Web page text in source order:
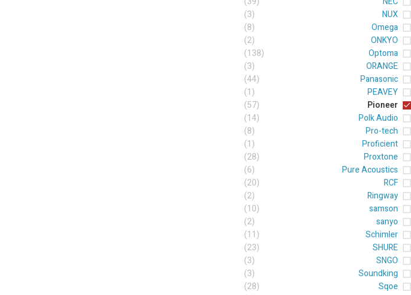
NUX
(3)
Omega
(8)
ONKYO
(2)
Optoma
(138)
ORANGE
(3)
Panasonic
(44)
PEAVEY
(1)
Pioneer
(57)
Polk Audio
(14)
Pro-tech
(8)
Proficient
(1)
Proxtone
(28)
Pure Acoustics
(6)
RCF
(20)
Ringway
(2)
samson
(10)
sanyo
(2)
Schimler
(11)
SHURE
(23)
SNGO
(3)
Soundking
(3)
Sqoe
(28)